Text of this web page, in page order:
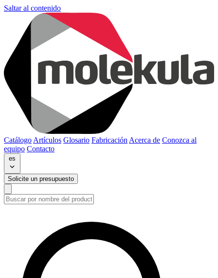
Saltar al contenido
Catálogo Artículos Glosario Fabricación Acerca de Conozca al
equipo Contacto
es
Solicite un presupuesto